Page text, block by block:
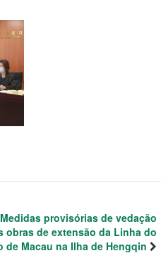
Medidas provisórias de vedação
obras de extensão da Linha do
de Macau na Ilha de Hengqin